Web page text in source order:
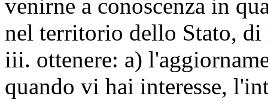
venirne a conoscenza in
nel territorio dello Stato,
iii. ottenere: a)
quando vi hai interesse,